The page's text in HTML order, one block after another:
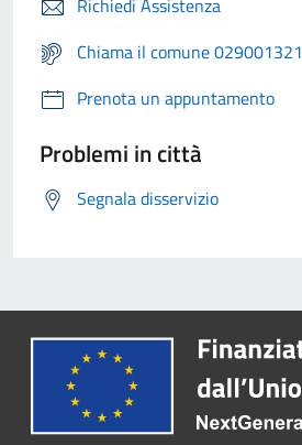
Richiedi Assistenza
Chiama il comune 029001321
Prenota un appuntamento
Problemi in città
Segnala disservizio